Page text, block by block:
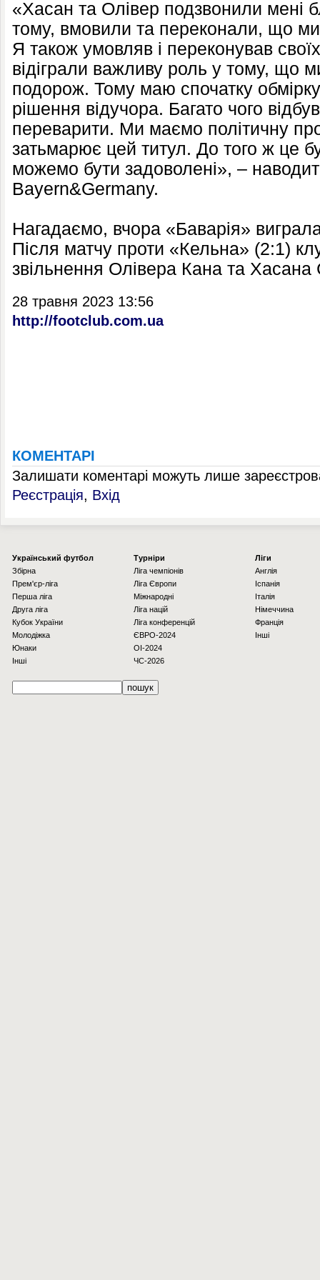
«Хасан та Олівер подзвонили мені
тому, вмовили та переконали, що
Я також умовляв і переконував
відіграли важливу роль у тому, що
подорож. Тому маю спочатку
рішення відучора. Багато чого
переварити. Ми маємо політичну
затьмарює цей титул. До того ж це
можемо бути задоволені», –
Bayern&Germany.
Нагадаємо, вчора «Баварія»
Після матчу проти «Кельна» (2:1)
звільнення Олівера Кана та Хасана
28 травня 2023 13:56
http://footclub.com.ua
КОМЕНТАРІ
Залишати коментарі можуть лише
Реєстрація, Вхід
Українcький футбол
Збірна
Прем'єр-ліга
Перша ліга
Друга ліга
Кубок України
Молодіжка
Юнаки
Інші
Турніри
Ліга чемпіонів
Ліга Європи
Міжнародні
Ліга націй
Ліга конференцій
ЄВРО-2024
OI-2024
ЧС-2026
Ліги
Англія
Іспанія
Італія
Німеччина
Франція
Інші